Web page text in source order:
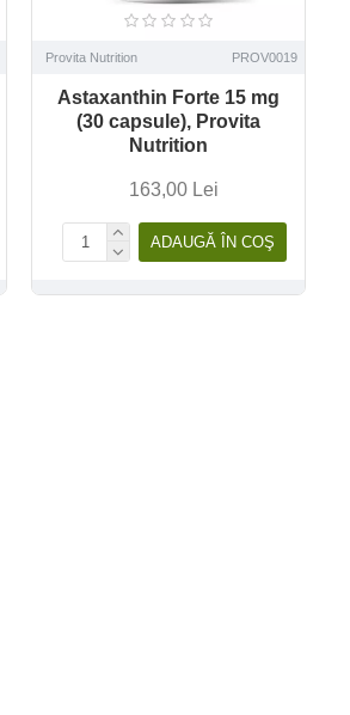
Provita Nutrition PROV0019
Astaxanthin Forte 15 mg
(30 capsule), Provita
Nutrition
163,00 Lei
ADAUGĂ ÎN COŞ